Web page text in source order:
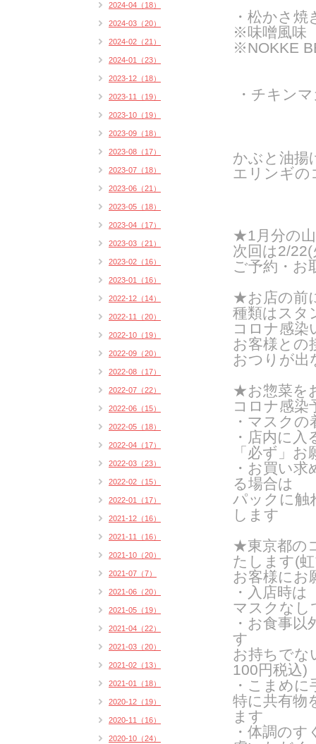
・松かさ
※味噌風味
※NOKKE
・チキン
かぶと油揚
エリンギ
★1月分の
次回は2/
ご予約・お
★お店の前
種類はスタ
コロナ感染
お客様との
おつりが出
★お惣菜を
コロナ感染
・マスク
・店内に
「必ず」
・お買い
る場合は
パックに触
します
★東京都の
たします(
お客様にお
・入店時
マスクなし
・お食事
す
お持ちでな
100円税込)
・こまめ
特に共有物
ます
・体調の
2024-04（18）
2024-03（20）
2024-02（21）
2024-01（23）
2023-12（18）
2023-11（19）
2023-10（19）
2023-09（18）
2023-08（17）
2023-07（18）
2023-06（21）
2023-05（18）
2023-04（17）
2023-03（21）
2023-02（16）
2023-01（16）
2022-12（14）
2022-11（20）
2022-10（19）
2022-09（20）
2022-08（17）
2022-07（22）
2022-06（15）
2022-05（18）
2022-04（17）
2022-03（23）
2022-02（15）
2022-01（17）
2021-12（16）
2021-11（16）
2021-10（20）
2021-07（7）
2021-06（20）
2021-05（19）
2021-04（22）
2021-03（20）
2021-02（13）
2021-01（18）
2020-12（19）
2020-11（16）
2020-10（24）